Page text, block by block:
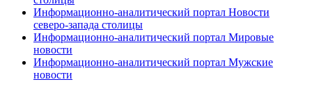
Информационно-аналитический портал Новости
северо-запада столицы
Информационно-аналитический портал Мировые
новости
Информационно-аналитический портал Мужские
новости